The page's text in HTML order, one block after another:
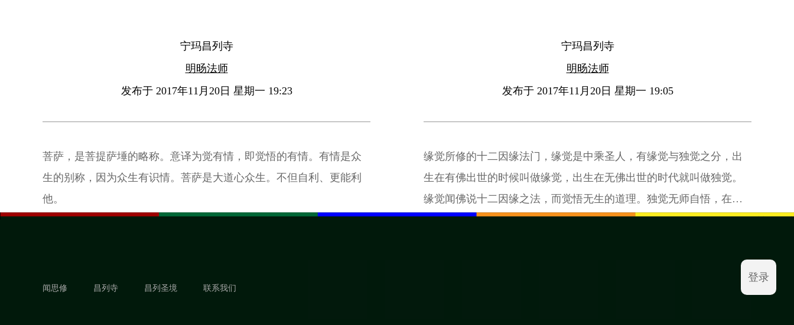
宁玛昌列寺
明旸法师
发布于 2017年11月20日 星期一 19:23
菩萨，是菩提萨埵的略称。意译为觉有情，即觉悟的有情。有情是众
生的别称，因为众生有识情。菩萨是大道心众生。不但自利、更能利
他。
宁玛昌列寺
明旸法师
发布于 2017年11月20日 星期一 19:05
缘觉所修的十二因缘法门，缘觉是中乘圣人，有缘觉与独觉之分，出
生在有佛出世的时候叫做缘觉，出生在无佛出世的时代就叫做独觉。
缘觉闻佛说十二因缘之法，而觉悟无生的道理。独觉无师自悟，在深
山居住单独修行。
闻思修 昌列寺 昌列圣境 联系我们
登录